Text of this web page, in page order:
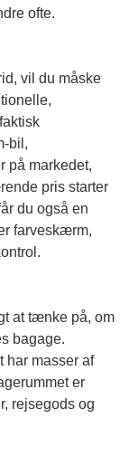
ofte.
vil du måske
bil,
på markedet,
pris starter
du også en
farveskærm,
at tænke på, om
bagage.
har masser af
er
rejsegods og